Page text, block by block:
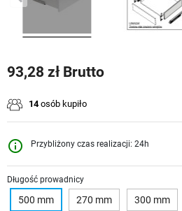
93,28 zł Brutto
14osób kupiło
info_outline Przybliżony czas realizacji: 24h
Długość prowadnicy
500 mm 270 mm 300 mm